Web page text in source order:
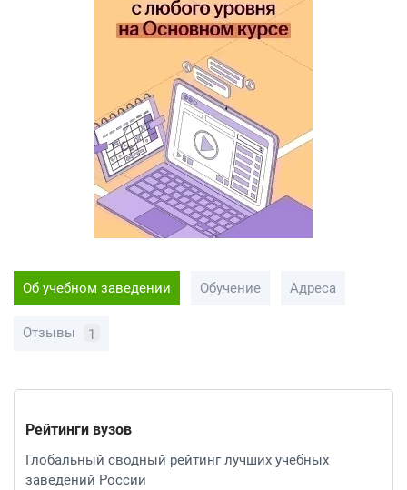
Об учебном заведении Обучение Адреса
Отзывы 1
Рейтинги вузов
Глобальный сводный рейтинг лучших учебных
заведений России